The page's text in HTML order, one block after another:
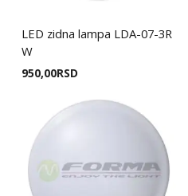
LED zidna lampa LDA-07-3R
W
950,00RSD